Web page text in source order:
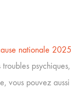
nationale 2025
troubles
vous pouvez